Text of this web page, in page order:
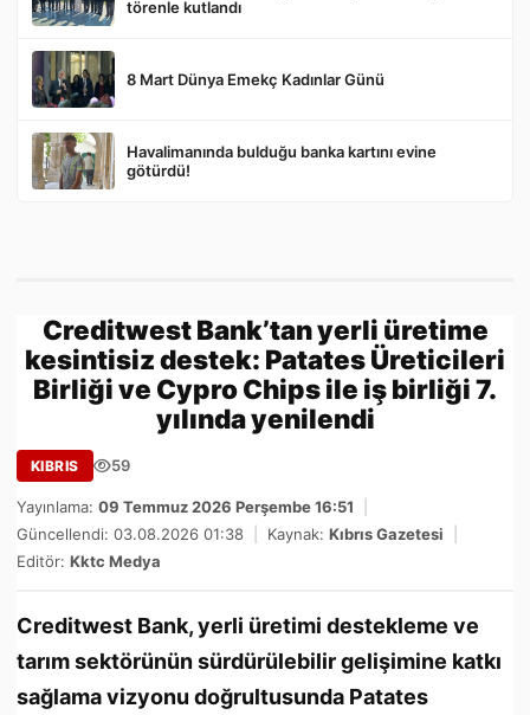
törenle kutlandı
8 Mart Dünya Emekç Kadınlar Günü
Havalimanında bulduğu banka kartını evine
götürdü!
Creditwest Bank’tan yerli üretime
kesintisiz destek: Patates Üreticileri
Birliği ve Cypro Chips ile iş birliği 7.
yılında yenilendi
KIBRIS 59
Yayınlama: 09 Temmuz 2026 Perşembe 16:51
Güncellendi: 03.08.2026 01:38
Kaynak: Kıbrıs Gazetesi
Editör: Kktc Medya
Creditwest Bank, yerli üretimi destekleme ve
tarım sektörünün sürdürülebilir gelişimine katkı
sağlama vizyonu doğrultusunda Patates